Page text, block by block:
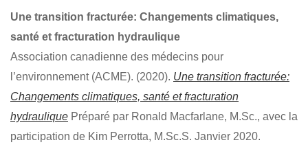
Une transition fracturée: Changements climatiques,
santé et fracturation hydraulique
Association canadienne des médecins pour
l’environnement (ACME). (2020). Une transition fracturée:
Changements climatiques, santé et fracturation
hydraulique Préparé par Ronald Macfarlane, M.Sc., avec la
participation de Kim Perrotta, M.Sc.S. Janvier 2020.